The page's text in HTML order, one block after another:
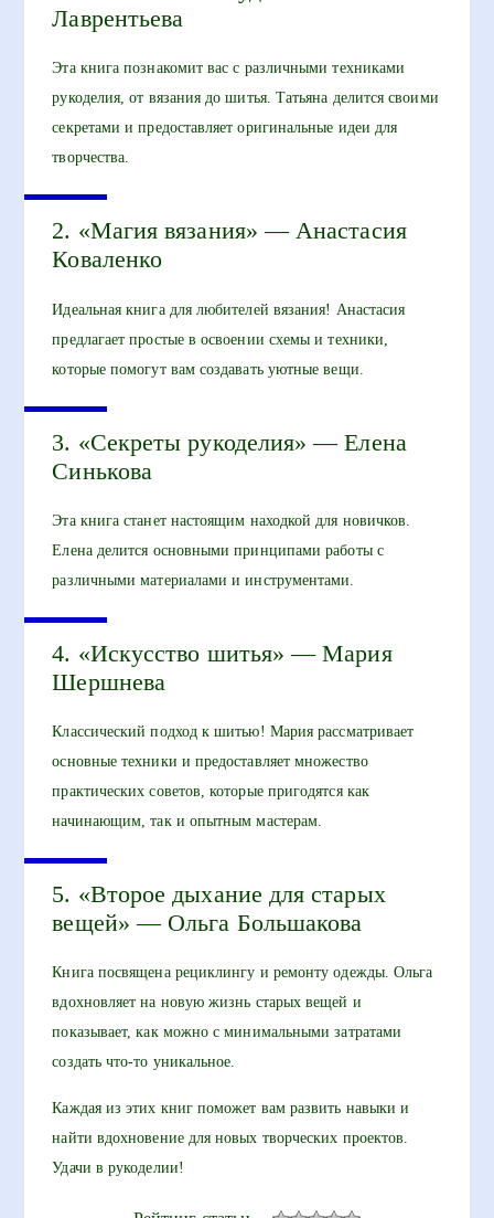
Лаврентьева
Эта книга познакомит вас с различными техниками
рукоделия, от вязания до шитья. Татьяна делится своими
секретами и предоставляет оригинальные идеи для
творчества.
2. «Магия вязания» — Анастасия
Коваленко
Идеальная книга для любителей вязания! Анастасия
предлагает простые в освоении схемы и техники,
которые помогут вам создавать уютные вещи.
3. «Секреты рукоделия» — Елена
Синькова
Эта книга станет настоящим находкой для новичков.
Елена делится основными принципами работы с
различными материалами и инструментами.
4. «Искусство шитья» — Мария
Шершнева
Классический подход к шитью! Мария рассматривает
основные техники и предоставляет множество
практических советов, которые пригодятся как
начинающим, так и опытным мастерам.
5. «Второе дыхание для старых
вещей» — Ольга Большакова
Книга посвящена рециклингу и ремонту одежды. Ольга
вдохновляет на новую жизнь старых вещей и
показывает, как можно с минимальными затратами
создать что-то уникальное.
Каждая из этих книг поможет вам развить навыки и
найти вдохновение для новых творческих проектов.
Удачи в рукоделии!